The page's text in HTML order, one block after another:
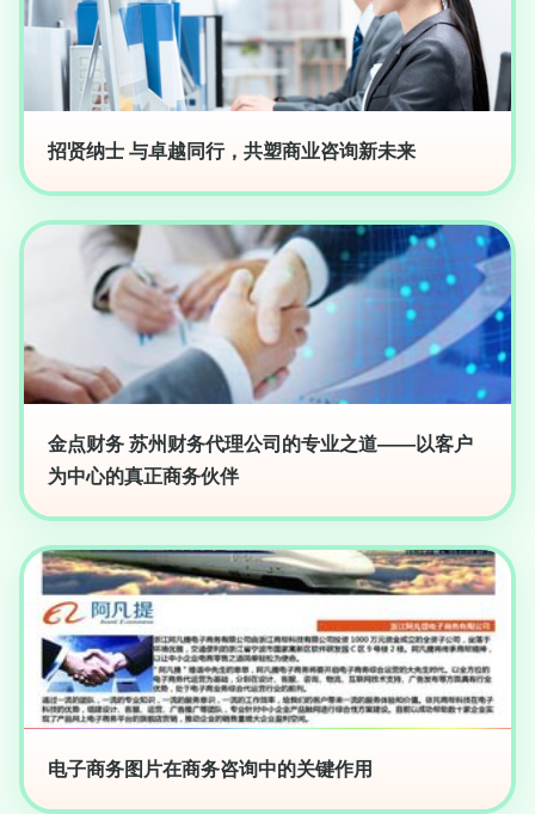
招贤纳士 与卓越同行，共塑商业咨询新未来
金点财务 苏州财务代理公司的专业之道——以客户
为中心的真正商务伙伴
电子商务图片在商务咨询中的关键作用